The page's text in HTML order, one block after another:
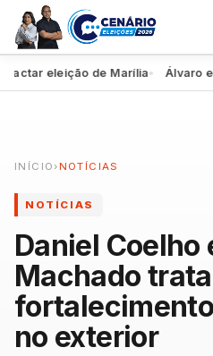
eleição de Marília● Álvaro e
INÍCIO ›NOTÍCIAS
NOTÍCIAS
Daniel Coelho
Machado
no exterior